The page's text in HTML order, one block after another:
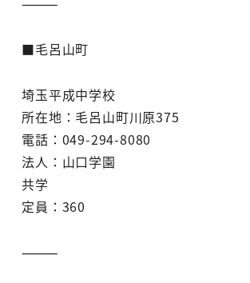
■毛呂山町
埼玉平成中学校
所在地：毛呂山町川原375
電話：049-294-8080
法人：山口学園
共学
定員：360
⸻